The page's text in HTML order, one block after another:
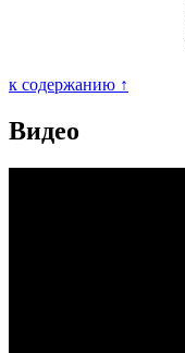
к содержанию ↑
Видео